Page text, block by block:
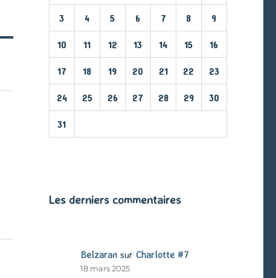
3 4 5 6 7 8 9
10 11 12 13 14 15 16
17 18 19 20 21 22 23
24 25 26 27 28 29 30
31
Les derniers commentaires
Belzaransur Charlotte #7
18 mars 2025